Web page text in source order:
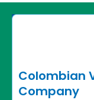
Colombian
Company